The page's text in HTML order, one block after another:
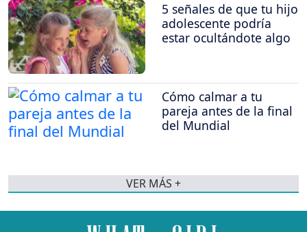
5 señales de que tu hijo
adolescente podría
estar ocultándote algo
Cómo calmar a tu
pareja antes de la final
del Mundial
VER MÁS +